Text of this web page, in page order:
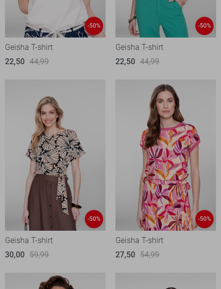
-50%
Geisha T-shirt
22,50 44,99
-50%
Geisha T-shirt
22,50 44,99
-50%
Geisha T-shirt
30,00 59,99
-50%
Geisha T-shirt
27,50 54,99